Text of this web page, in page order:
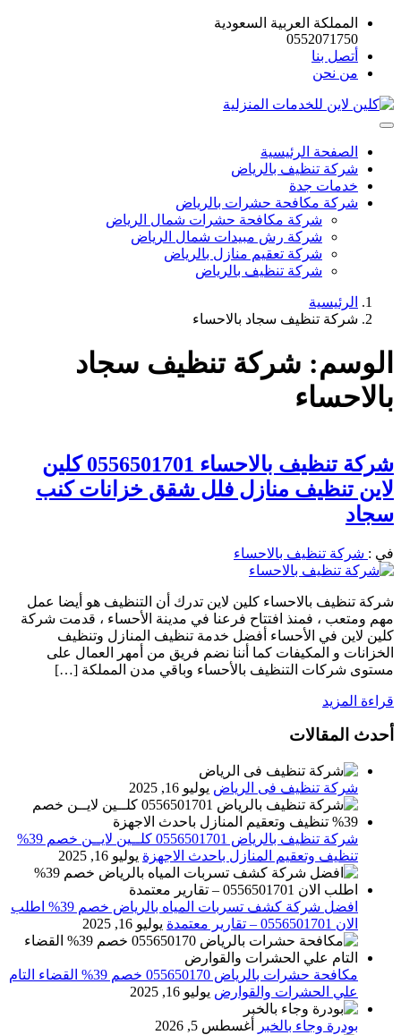
المملكة العربية السعودية
0552071750
أتصل بنا
من نحن
الصفحة الرئيسية
شركة تنظيف بالرياض
خدمات جدة
شركة مكافحة حشرات بالرياض
شركة مكافحة حشرات شمال الرياض
شركة رش مبيدات شمال الرياض
شركة تعقيم منازل بالرياض
شركة تنظيف بالرياض
الرئيسية
شركة تنظيف سجاد بالاحساء
الوسم: شركة تنظيف سجاد
بالاحساء
شركة تنظيف بالاحساء 0556501701 كلين
لاين تنظيف منازل فلل شقق خزانات كنب
سجاد
في : شركة تنظيف بالاحساء
شركة تنظيف بالاحساء كلين لاين تدرك أن التنظيف هو أيضا عمل
مهم ومتعب ، فمنذ افتتاح فرعنا في مدينة الأحساء ، قدمت شركة
كلين لاين في الأحساء أفضل خدمة تنظيف المنازل وتنظيف
الخزانات و المكيفات كما أننا نضم فريق من أمهر العمال على
مستوى شركات التنظيف بالأحساء وباقي مدن المملكة […]
قراءة المزيد
أحدث المقالات
شركة تنظيف فى الرياض يوليو 16, 2025
شركة تنظيف بالرياض 0556501701 كلــين لايــن خصم 39%
تنظيف وتعقيم المنازل باحدث الاجهزة يوليو 16, 2025
افضل شركة كشف تسربات المياه بالرياض خصم 39% اطلب
الان 0556501701‬‏ – تقارير معتمدة
يوليو 16, 2025
مكافحة حشرات بالرياض 055650170 خصم 39% القضاء التام
علي الحشرات والقوارض يوليو 16, 2025
بودرة وجاء بالخبر أغسطس 5, 2026